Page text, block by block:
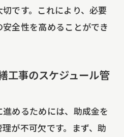
です。これにより、必要
全性を高めることができ
工事のスケジュール管
めるためには、助成金を
が不可欠です。まず、助